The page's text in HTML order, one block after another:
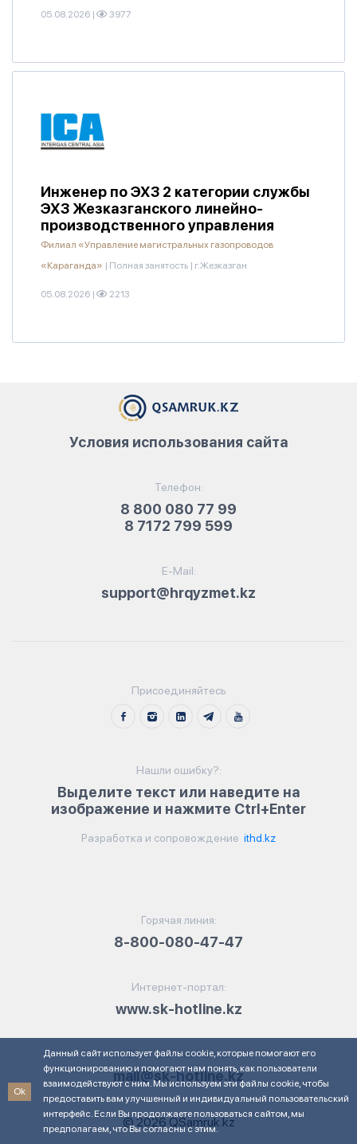
05.08.2026 | 3977
Инженер по ЭХЗ 2 категории службы
ЭХЗ Жезказганского линейно-
производственного управления
Филиал «Управление магистральных газопроводов
«Караганда» | Полная занятость | г.Жезказган
05.08.2026 | 2213
Телефон:
8 800 080 77 99
8 7172 799 599
E-Mail:
support@hrqyzmet.kz
Условия использования сайта
Присоединяйтесь
Нашли ошибку?:
Выделите текст или наведите на
изображение и нажмите Ctrl+Enter
Разработка и сопровождение ithd.kz
Горячая линия:
8-800-080-47-47
Интернет-портал:
www.sk-hotline.kz
Электронная почта:
mail@sk-hotline.kz
© 2026 QSamruk.kz
Ok
Данный сайт использует файлы cookie, которые помогают его
функционированию и помогают нам понять, как пользователи
взаимодействуют с ним. Мы используем эти файлы cookie, чтобы
предоставить вам улучшенный и индивидуальный пользовательский
интерфейс. Если Вы продолжаете пользоваться сайтом, мы
предполагаем, что Вы согласны с этим.